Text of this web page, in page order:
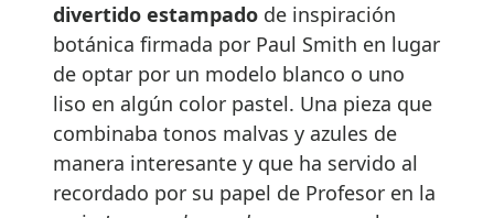
divertido estampado de inspiración
botánica firmada por Paul Smith en lugar
de optar por un modelo blanco o uno
liso en algún color pastel. Una pieza que
combinaba tonos malvas y azules de
manera interesante y que ha servido al
recordado por su papel de Profesor en la